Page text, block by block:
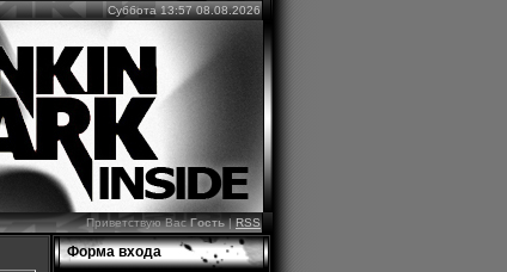
Суббота 13:57 08.08.2026
Приветствую ВасГость|RSS
Форма входа